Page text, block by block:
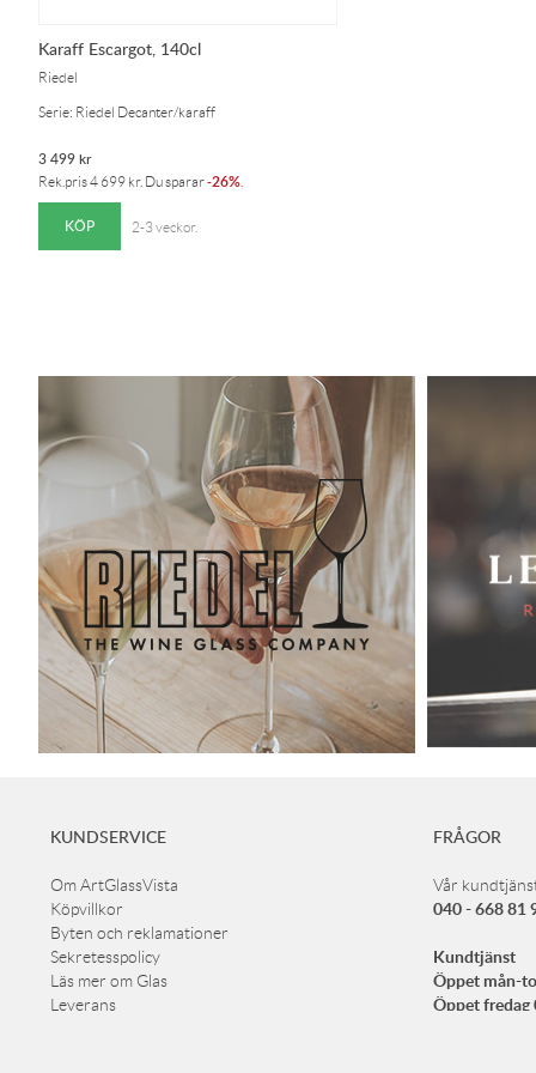
Karaff Escargot, 140cl
Riedel
Serie: Riedel Decanter/karaff
3 499kr
Rek.pris4 699 kr. Du sparar-26%
KÖP 2-3 veckor.
KUNDSERVICE
Om ArtGlassVista
Köpvillkor
Byten och reklamationer
Sekretesspolicy
Läs mer om Glas
Leverans
FRÅGOR
Vår
040 - 668 81
Kundtjänst
Öppet mån-
Öppet fredag